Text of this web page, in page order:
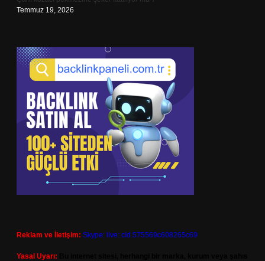
Temmuz 19, 2026
Reklam ve İletişim: Skype: live:.cid.575569c608265c69
Yasal Uyarı: